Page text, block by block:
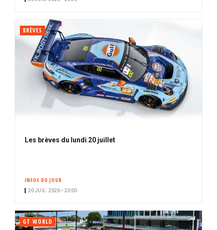
BRÈVES
Les brèves du lundi 20 juillet
INFOS DU JOUR
20 JUIL. 2026 • 20:00
GT WORLD